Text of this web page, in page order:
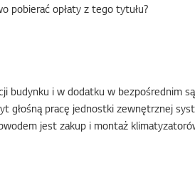
pobierać opłaty z tego tytułu?
budynku i w dodatku w bezpośrednim
głośną pracę jednostki zewnętrznej
jest zakup i montaż